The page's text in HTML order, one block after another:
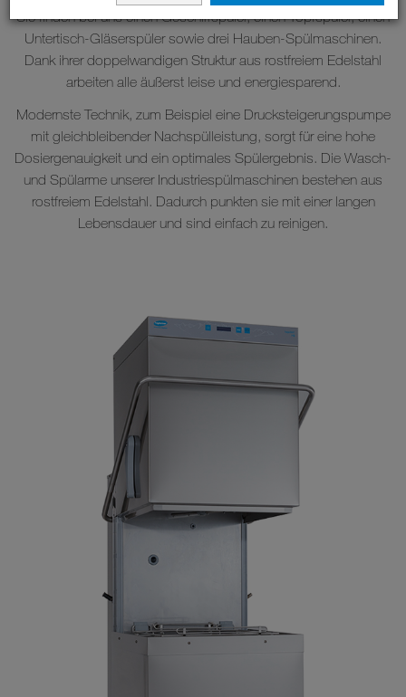
Sie finden bei uns einen Geschirrspüler, einen Topfspüler, einen
Untertisch-Gläserspüler sowie drei Hauben-Spülmaschinen.
Dank ihrer doppelwandigen Struktur aus rostfreiem Edelstahl
arbeiten alle äußerst leise und energiesparend.
Modernste Technik, zum Beispiel eine Drucksteigerungspumpe
mit gleichbleibender Nachspülleistung, sorgt für eine hohe
Dosiergenauigkeit und ein optimales Spülergebnis. Die Wasch-
und Spülarme unserer Industriespülmaschinen bestehen aus
rostfreiem Edelstahl. Dadurch punkten sie mit einer langen
Lebensdauer und sind einfach zu reinigen.